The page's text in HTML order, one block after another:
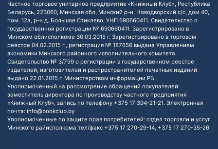
Частное торговое унитарное предприятие «Книжный Клуб», Республика
Беларусь, 223060, Минская обл, Минский р-н, Новодворский с/с, дом 40,
пом. 12а, р-н д. Большое Стиклево, УНП 690660411. Свидетельство о
государственной регистрации № 690660411. Зарегистрировано в
Минском облисполкоме 30.03.2015 г. Зарегистрировано в торговом
реестре 04.02.2015 г., регистрация № 187656 выдана Управлением
экономики Минского районного исполнительного комитета.
Свидетельство № 3/799 о регистрации в государственном реестре
издателей, изготовителей и распространителей печатных изданий
выдано 22.01.2015 г. Министерством информации РБ.
Уполномоченный на рассмотрение обращений покупателей:
заместитель директора по производству частного предприятия
«Книжный Клуб», запись по телефону +375 17 394-21-21. Электронная
почта: info@bookclub.by
Уполномоченные по защите прав потребителей: отдел торговли и услуг
Минского райисполкома тел/факс +375 17 270-29-14, +375 17 270-35-26